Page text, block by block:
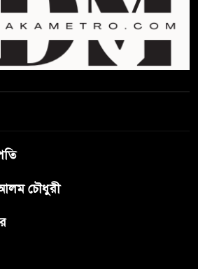
নিতে আগ্রহী সৌদি আরব
ব্রাজিলের ফুটবলারকে গুলি করে
রাজধানীর উত্তরখানে
পরিচ্ছন্নতাকর্মী-এলাকাবাসীর মধ্যে
চৌধুরী